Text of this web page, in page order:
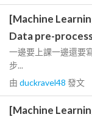
[Machine
Data pre-
一邊要上課一邊還要
步...
由 duckravel48 發文
[Machine